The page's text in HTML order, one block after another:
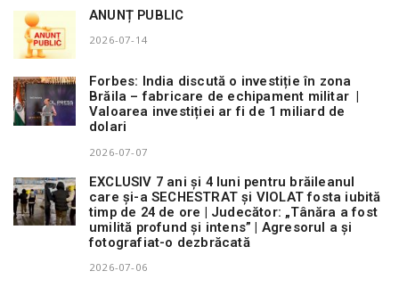
ANUNȚ PUBLIC
2026-07-14
Forbes: India discută o investiție în zona
Brăila – fabricare de echipament militar |
Valoarea investiției ar fi de 1 miliard de
dolari
2026-07-07
EXCLUSIV 7 ani și 4 luni pentru brăileanul
care și-a SECHESTRAT și VIOLAT fosta iubită
timp de 24 de ore | Judecător: „Tânăra a fost
umilită profund și intens” | Agresorul a și
fotografiat-o dezbrăcată
2026-07-06